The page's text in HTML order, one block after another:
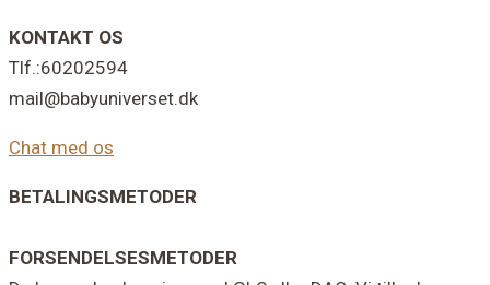
KONTAKT OS
Tlf.:60202594
mail@babyuniverset.dk
Chat med os
BETALINGSMETODER
FORSENDELSESMETODER